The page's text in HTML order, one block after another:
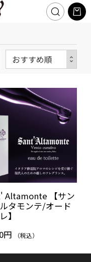
Altamonte 【サン
タモンテ/オード
】
円
（税込）